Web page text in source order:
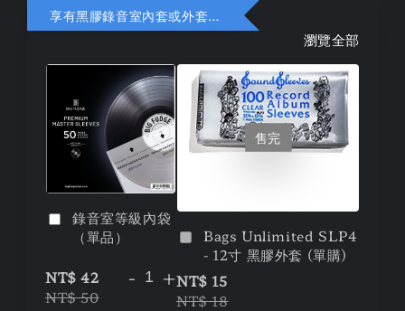
享有黑膠錄音室內套或外套折扣
瀏覽全部
錄音室等級內袋
（單品）
NT$ 42
NT$ 50
- +
售完
Bags Unlimited SLP4
- 12寸 黑膠外套 (單購)
NT$ 15
NT$ 18